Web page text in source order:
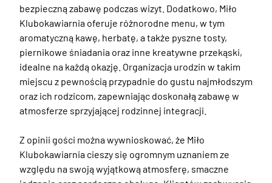
bezpieczną zabawę podczas wizyt. Dodatkowo, Miło
Klubokawiarnia oferuje różnorodne menu, w tym
aromatyczną kawę, herbatę, a także pyszne tosty,
piernikowe śniadania oraz inne kreatywne przekąski,
idealne na każdą okazję. Organizacja urodzin w takim
miejscu z pewnością przypadnie do gustu najmłodszym
oraz ich rodzicom, zapewniając doskonałą zabawę w
atmosferze sprzyjającej rodzinnej integracji.
Z opinii gości można wywnioskować, że Miło
Klubokawiarnia cieszy się ogromnym uznaniem ze
względu na swoją wyjątkową atmosferę, smaczne